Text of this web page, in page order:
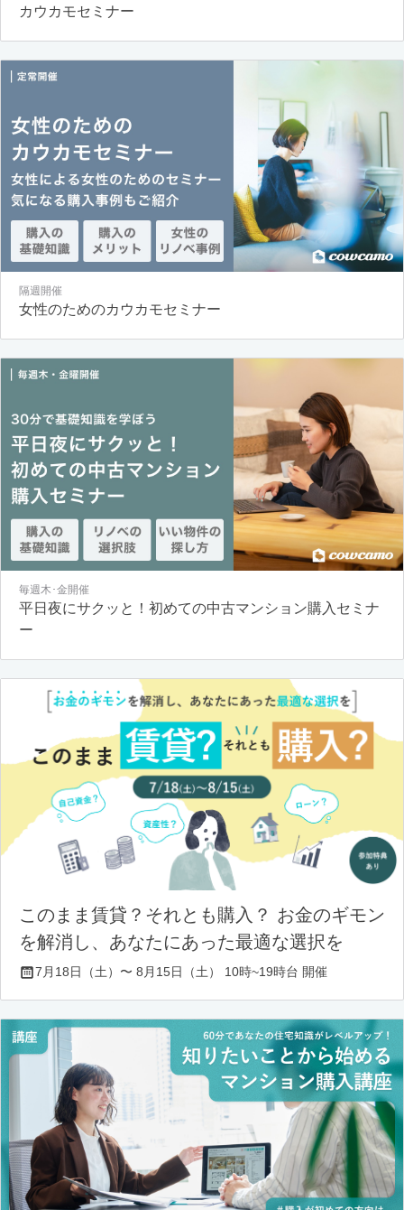
カウカモセミナー
隔週開催
女性のためのカウカモセミナー
毎週木･金開催
平日夜にサクッと！初めての中古マンション購入セミナ
ー
このまま賃貸？それとも購入？ お金のギモン
を解消し、あなたにあった最適な選択を
7月18日（土）〜 8月15日（土） 10時~19時台 開催